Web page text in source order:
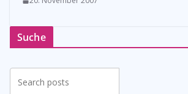
Suche